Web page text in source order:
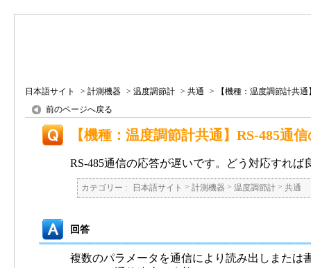
日本語サイト > 計測機器 > 温度調節計 > 共通 >
【機種：温度調節計共通
前のページへ戻る
【機種：温度調節計共通】RS-485通
RS-485通信の応答が遅いです。どう対応すれば
カテゴリー : 日本語サイト > 計測機器 > 温度調節計 > 共通
回答
複数のパラメータを通信により読み出しまたは